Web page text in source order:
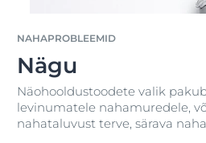
NAHAPROBLEEMID
Nägu
Näohooldustoodete valik
levinumatele nahamuredele,
nahataluvust terve, särava